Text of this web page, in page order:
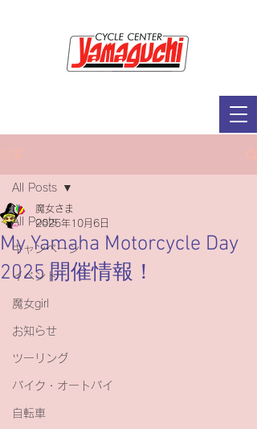
All Posts
キャンペーン
イベント
魔女girl
お知らせ
ツーリング
バイク・オートバイ
自転車
All Posts
My Yamaha Motorcycle Day
2025 開催情報！
魔女さま
2025年10月6日